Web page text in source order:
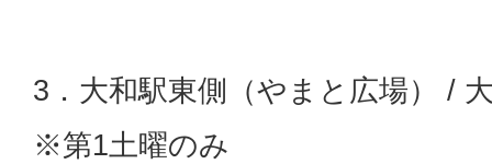
3．大和駅東側（やまと広場） /
※第1土曜のみ